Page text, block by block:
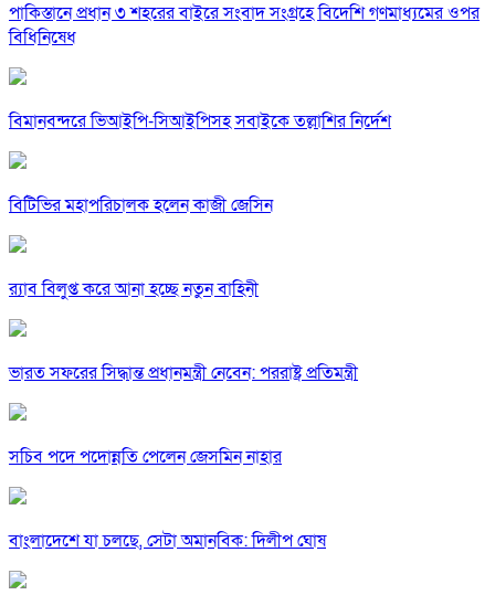
পাকিস্তানে প্রধান ৩ শহরের বাইরে সংবাদ সংগ্রহে বিদেশি গণমাধ্যমের ওপর
বিধিনিষেধ
বিমানবন্দরে ভিআইপি-সিআইপিসহ সবাইকে তল্লাশির নির্দেশ
বিটিভির মহাপরিচালক হলেন কাজী জেসিন
র‍্যাব বিলুপ্ত করে আনা হচ্ছে নতুন বাহিনী
ভারত সফরের সিদ্ধান্ত প্রধানমন্ত্রী নেবেন: পররাষ্ট্র প্রতিমন্ত্রী
সচিব পদে পদোন্নতি পেলেন জেসমিন নাহার
বাংলাদেশে যা চলছে, সেটা অমানবিক: দিলীপ ঘোষ